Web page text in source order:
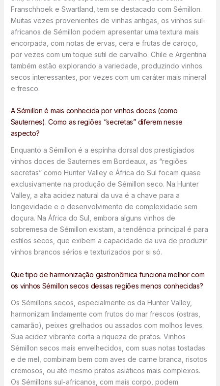
Franschhoek e Swartland, tem se destacado com Sémillon.
Muitas vezes provenientes de vinhas antigas, os vinhos sul-
africanos de Sémillon podem apresentar uma textura mais
encorpada, com notas de ervas, cera e frutas de caroço,
por vezes com um toque sutil de carvalho. Chile e Argentina
também estão explorando a variedade, produzindo vinhos
secos interessantes, por vezes com um caráter mais mineral
e fresco.
A Sémillon é mais conhecida por vinhos doces (como
Sauternes). Como as regiões “secretas” diferem nesse
aspecto?
Enquanto a Sémillon é a espinha dorsal dos prestigiados
vinhos doces de Sauternes em Bordeaux, as “regiões
secretas” como Hunter Valley e África do Sul focam quase
exclusivamente na produção de Sémillon seco. Na Hunter
Valley, a alta acidez natural da uva é a chave para a
longevidade e o desenvolvimento de complexidade sem
doçura. Na África do Sul, embora alguns vinhos de
sobremesa de Sémillon existam, a tendência principal é para
estilos secos, que exibem a capacidade da uva de produzir
vinhos brancos sérios e texturizados por si só.
Que tipo de harmonização gastronômica funciona melhor com
os vinhos Sémillon secos dessas regiões menos conhecidas?
Os Sémillons secos, especialmente os da Hunter Valley,
harmonizam lindamente com frutos do mar frescos (ostras,
camarão), peixes grelhados ou assados com molhos leves.
Sua acidez vibrante corta a riqueza de pratos. Vinhos
Sémillon secos mais envelhecidos, com suas notas tostadas
e de mel, combinam bem com aves de carne branca, risotos
cremosos, ou até mesmo pratos asiáticos mais complexos.
Os Sémillons sul-africanos, com mais corpo, podem